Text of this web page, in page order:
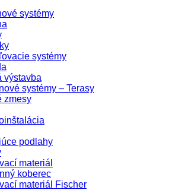
systémy
systémy
výstavba
systémy – Terasy
zmesy
podlahy
materiál
koberec
materiál Fischer